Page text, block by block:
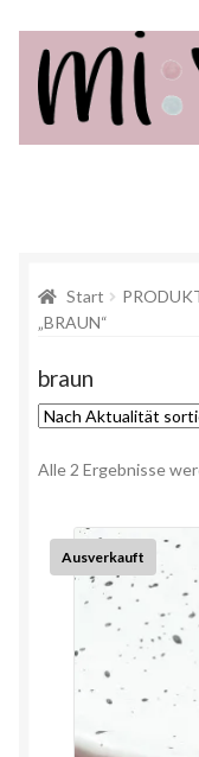
Über mi:yu
Start
„BRAUN“
braun
Alle 2 Ergebnisse
Ausverkauft